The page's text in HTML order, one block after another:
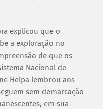
explicou que o
a exploração no
de que os
Nacional de
Helpa lembrou aos
sem demarcação
em sua